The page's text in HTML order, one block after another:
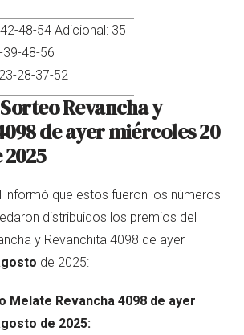
48-54 Adicional: 35
39-48-56
28-37-52
Revancha y
de ayermiércoles 20
informó que estos fueron los números
distribuidos los premios del
y Revanchita 4098 de ayer
de 2025:
Melate Revancha 4098 de ayer
de 2025: